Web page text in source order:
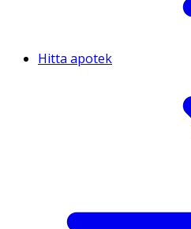
Hitta apotek